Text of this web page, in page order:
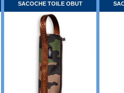
SACOCHE TOILE OBUT